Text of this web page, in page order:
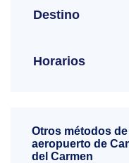
Destino
Horarios
Otros métodos
aeropuerto de
del Carmen